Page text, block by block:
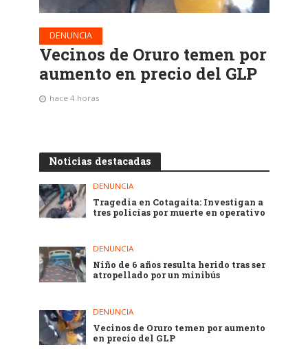
DENUNCIA
Vecinos de Oruro temen por
aumento en precio del GLP
hace 4 horas
Noticias destacadas
DENUNCIA
Tragedia en Cotagaita: Investigan a
tres policías por muerte en operativo
DENUNCIA
Niño de 6 años resulta herido tras ser
atropellado por un minibús
DENUNCIA
Vecinos de Oruro temen por aumento
en precio del GLP